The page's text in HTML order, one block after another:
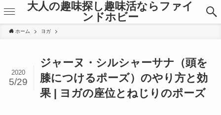
大人の趣味探し趣味活ならファイ
ンドホビー
ホーム ヨガ
ジャーヌ・シルシャーサナ（頭を
膝につけるポーズ）のやり方と効
果 | ヨガの座位とねじりのポーズ
2020
5/29